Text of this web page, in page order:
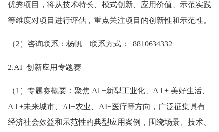
优秀项目，将从技术特长、模式创新、应用价值、示范实践
等维度对项目进行评估，重点关注项目的创新性和示范性。
（2）咨询联系：杨帆 联系方式：18810634332
2.AI+创新应用专题赛
（1）专题赛概要：聚焦 Al +新型工业化、A l + 美好生活、
A l +未来城市、AI+农业、AI+医疗等方向，广泛征集具有
经济社会效益和示范性的典型应用案例，围绕场景、技术、